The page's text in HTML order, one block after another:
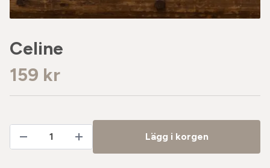
Celine
159 kr
Lägg i korgen